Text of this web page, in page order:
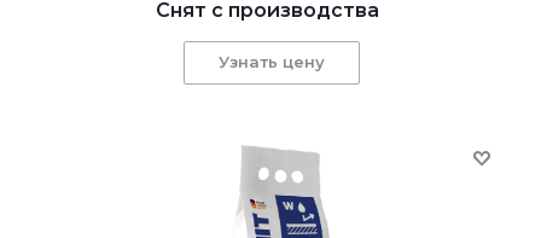
Снят с производства
Узнать цену